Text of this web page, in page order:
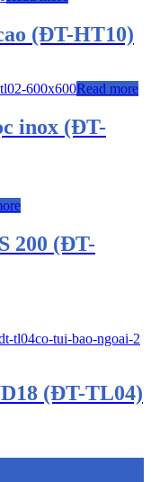
(ĐT-HT10)
Read more
inox (ĐT-
200 (ĐT-
(ĐT-TL04)